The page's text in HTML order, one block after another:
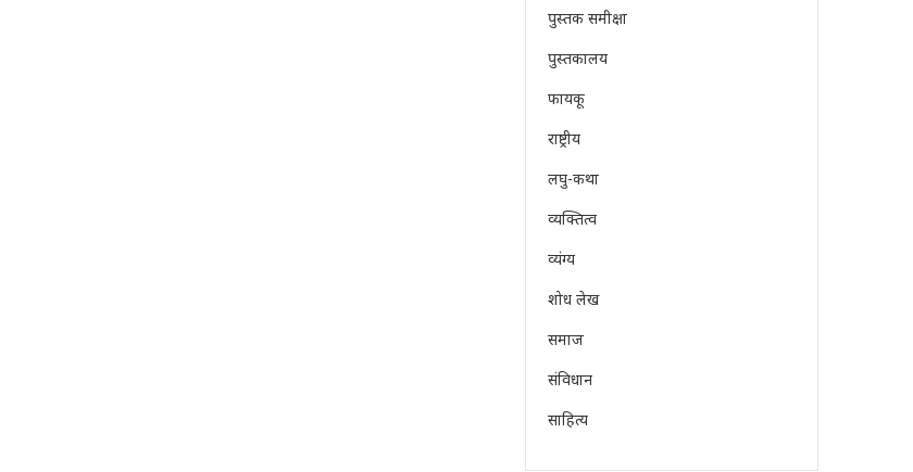
पुस्तक समीक्षा
पुस्तकालय
फायकू
राष्ट्रीय
लघु-कथा
व्यक्तित्व
व्यंग्य
शोध लेख
समाज
संविधान
साहित्य